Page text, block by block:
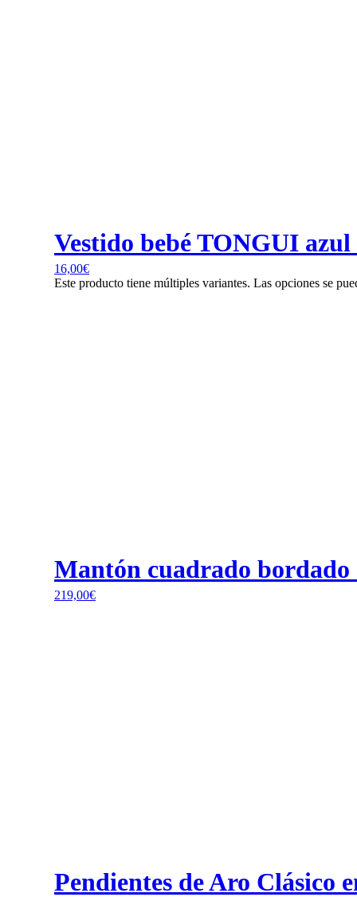
Vestido bebé TONGUI azul
16,00€
Este producto tiene múltiples variantes. Las opciones se
Mantón cuadrado bordado
219,00€
Pendientes de Aro Clásico